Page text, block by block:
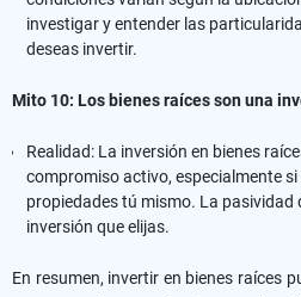
investigar y entender las
deseas invertir.
Mito 10: Los bienes raíces son una
Realidad: La inversión en bienes
compromiso activo, especialmente
propiedades tú mismo. La pasividad
inversión que elijas.
En resumen, invertir en bienes raíces